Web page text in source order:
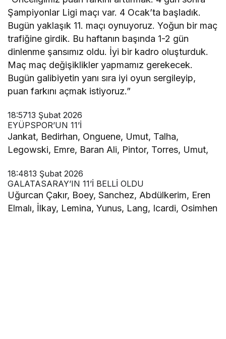
Şampiyonlar Ligi maçı var. 4 Ocak’ta başladık.
Bugün yaklaşık 11. maçı oynuyoruz. Yoğun bir maç
trafiğine girdik. Bu haftanın başında 1-2 gün
dinlenme şansımız oldu. İyi bir kadro oluşturduk.
Maç maç değişiklikler yapmamız gerekecek.
Bugün galibiyetin yanı sıra iyi oyun sergileyip,
puan farkını açmak istiyoruz.”
18:5713 Şubat 2026
EYÜPSPOR’UN 11’İ
Jankat, Bedirhan, Onguene, Umut, Talha,
Legowski, Emre, Baran Ali, Pintor, Torres, Umut,
18:4813 Şubat 2026
GALATASARAY’IN 11’İ BELLİ OLDU
Uğurcan Çakır, Boey, Sanchez, Abdülkerim, Eren
Elmalı, İlkay, Lemina, Yunus, Lang, Icardi, Osimhen